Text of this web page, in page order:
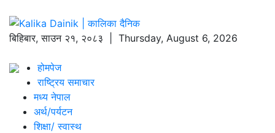
बिहिबार,साउन २१, २०८३ | Thursday, August 6, 2026
होमपेज
राष्ट्रिय समाचार
मध्य नेपाल
अर्थ/पर्यटन
शिक्षा/ स्वास्थ